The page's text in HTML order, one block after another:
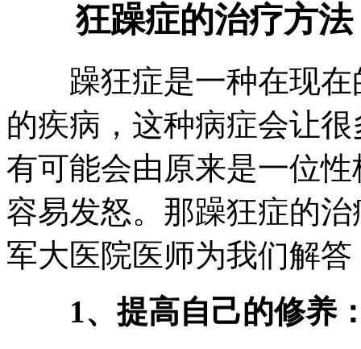
狂躁症的治疗方法
躁狂症是一种在现在
的疾病，这种病症会让
有可能会由原来是一位
容易发怒。那躁狂症的
军大医院医师为我们解答
1、提高自己的修养